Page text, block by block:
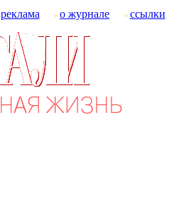
реклама о журнале ссылки